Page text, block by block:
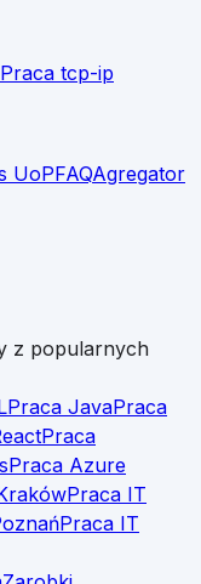
Praca tcp-ip
UoPFAQAgregator
z popularnych
Praca JavaPraca
Praca
Praca Azure
Praca IT
Praca IT